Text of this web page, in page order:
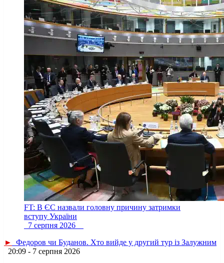
FT: В ЄС назвали головну причину затримки
вступу України
7 серпня 2026
►
Федоров чи Буданов. Хто вийде у другий тур із Залужним
20:09 - 7 серпня 2026